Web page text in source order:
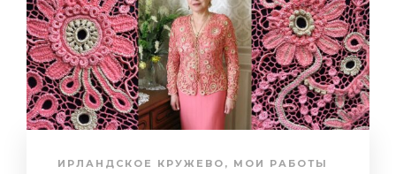
ИРЛАНДСКОЕ КРУЖЕВО , МОИ РАБОТЫ